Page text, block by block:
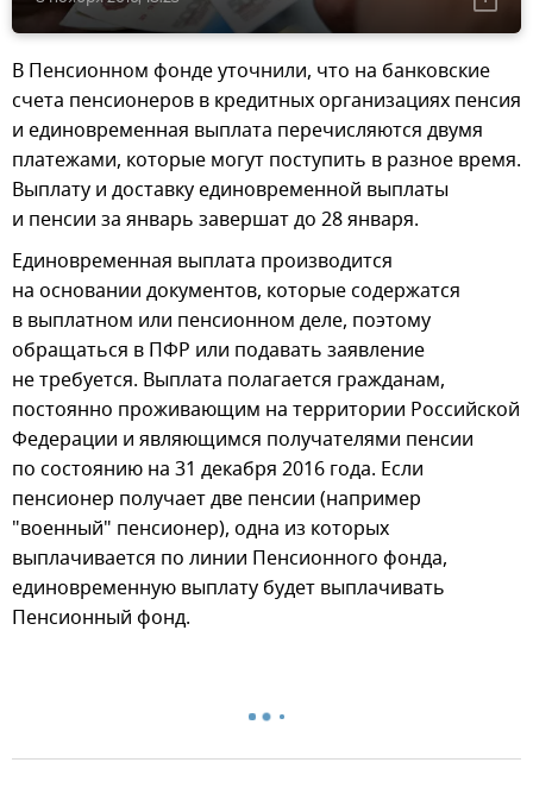
В Пенсионном фонде уточнили, что на банковские
счета пенсионеров в кредитных организациях пенсия
и единовременная выплата перечисляются двумя
платежами, которые могут поступить в разное время.
Выплату и доставку единовременной выплаты
и пенсии за январь завершат до 28 января.
Единовременная выплата производится
на основании документов, которые содержатся
в выплатном или пенсионном деле, поэтому
обращаться в ПФР или подавать заявление
не требуется. Выплата полагается гражданам,
постоянно проживающим на территории Российской
Федерации и являющимся получателями пенсии
по состоянию на 31 декабря 2016 года. Если
пенсионер получает две пенсии (например
"военный" пенсионер), одна из которых
выплачивается по линии Пенсионного фонда,
единовременную выплату будет выплачивать
Пенсионный фонд.